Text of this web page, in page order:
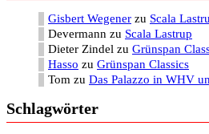
Gisbert Wegener zu Scala
Devermann zu Scala Lastrup
Dieter Zindel zu Grünspan
Hasso zu Grünspan Classics
Tom zu Das Palazzo in WHV
Schlagwörter